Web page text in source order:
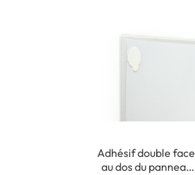
Adhésif double face
au dos du panneau